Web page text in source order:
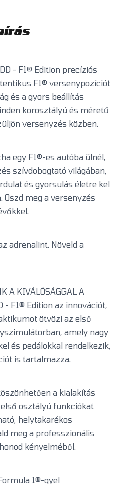
- F1® Edition precíziós
F1® versenypozíciót
és a gyors beállítás
korosztályú és méretű
versenyzés közben.
egy F1®-es autóba ülnél,
szívdobogtató világában,
és gyorsulás életre kel
Oszd meg a versenyzés
adrenalint. Növeld a
A KIVÁLÓSÁGGAL A
- F1® Edition az innovációt,
ötvözi az első
amely nagy
és pedálokkal rendelkezik,
is tartalmazza.
a kialakítás
osztályú funkciókat
helytakarékos
meg a professzionális
kényelméből.
1®-gyel